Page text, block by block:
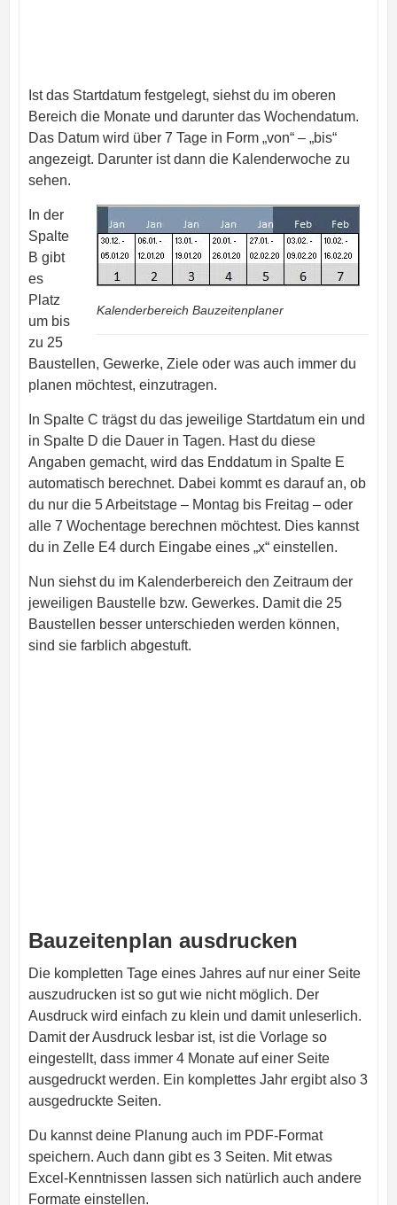
Ist das Startdatum festgelegt, siehst du im oberen
Bereich die Monate und darunter das Wochendatum.
Das Datum wird über 7 Tage in Form „von“ – „bis“
angezeigt. Darunter ist dann die Kalenderwoche zu
sehen.
Kalenderbereich Bauzeitenplaner
In der
Spalte
B gibt
es
Platz
um bis
zu 25
Baustellen, Gewerke, Ziele oder was auch immer du
planen möchtest, einzutragen.
In Spalte C trägst du das jeweilige Startdatum ein und
in Spalte D die Dauer in Tagen. Hast du diese
Angaben gemacht, wird das Enddatum in Spalte E
automatisch berechnet. Dabei kommt es darauf an, ob
du nur die 5 Arbeitstage – Montag bis Freitag – oder
alle 7 Wochentage berechnen möchtest. Dies kannst
du in Zelle E4 durch Eingabe eines „x“ einstellen.
Nun siehst du im Kalenderbereich den Zeitraum der
jeweiligen Baustelle bzw. Gewerkes. Damit die 25
Baustellen besser unterschieden werden können,
sind sie farblich abgestuft.
Bauzeitenplan ausdrucken
Die kompletten Tage eines Jahres auf nur einer Seite
auszudrucken ist so gut wie nicht möglich. Der
Ausdruck wird einfach zu klein und damit unleserlich.
Damit der Ausdruck lesbar ist, ist die Vorlage so
eingestellt, dass immer 4 Monate auf einer Seite
ausgedruckt werden. Ein komplettes Jahr ergibt also 3
ausgedruckte Seiten.
Du kannst deine Planung auch im PDF-Format
speichern. Auch dann gibt es 3 Seiten. Mit etwas
Excel-Kenntnissen lassen sich natürlich auch andere
Formate einstellen.